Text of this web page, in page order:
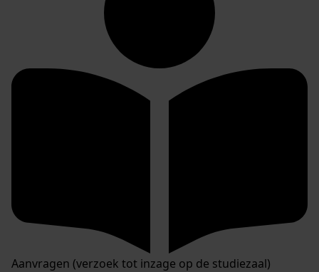
Aanvragen (verzoek tot inzage op de studiezaal)